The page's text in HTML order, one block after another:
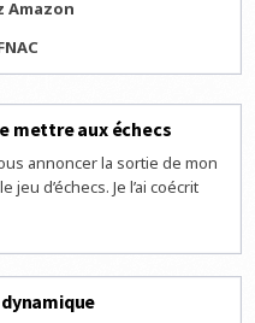
Amazon
mettre aux échecs
annoncer la sortie de mon
d’échecs. Je l’ai coécrit